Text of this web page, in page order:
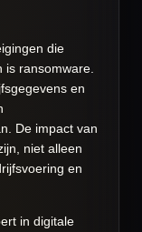
die
ransomware.
en
De impact van
niet alleen
en
in digitale